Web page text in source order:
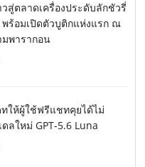
สู่ตลาดเครื่องประดับลักชัวรี่
พร้อมเปิดตัวบูติกแห่งแรก ณ
พารากอน
ทให้ผู้ใช้ฟรีแชทคุยได้ไม่
ลใหม่ GPT-5.6 Luna